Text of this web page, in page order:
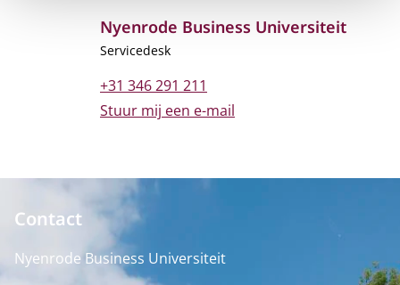
Nyenrode Business Universiteit
Functietitel
Servicedesk
Telefoonnummer
+31 346 291 211
E-mailadres
Stuur mij een e-mail
Contact
Nyenrode Business Universiteit